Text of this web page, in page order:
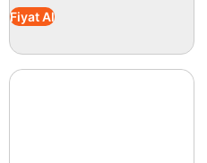
Fiyat Al